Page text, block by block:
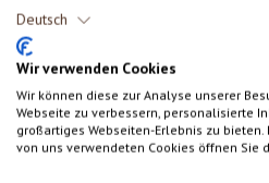
Deutsch
Wir verwenden Cookies
Wir können diese zur Analyse unserer
Webseite zu verbessern, personalisierte
großartiges Webseiten-Erlebnis zu
von uns verwendeten Cookies öffnen Sie
Valutazione media di 0 su 5 stelle
Formula una valutazione!
Condividi le tue esperienze con
SCRIVERE UNA RECENSIONE